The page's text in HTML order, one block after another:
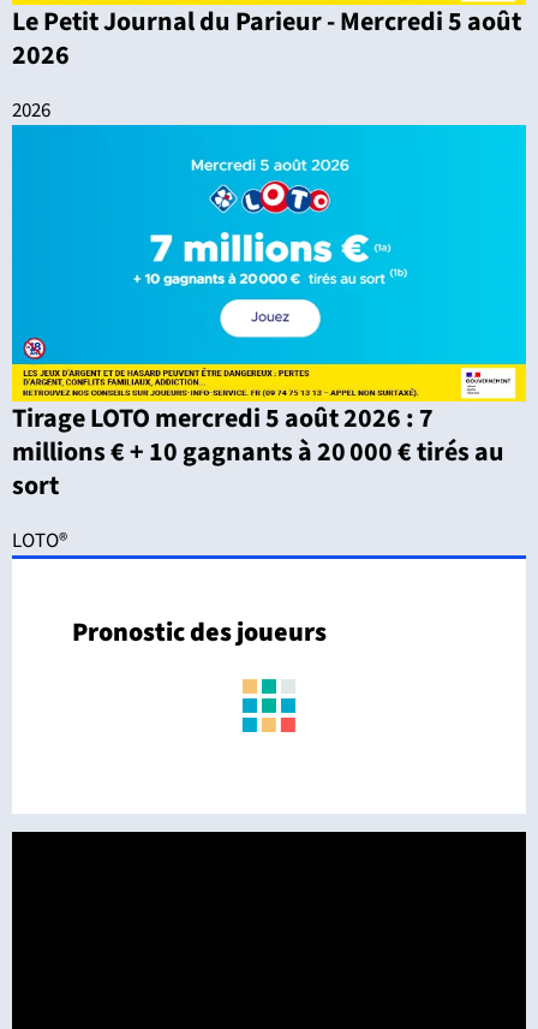
Le Petit Journal du Parieur - Mercredi 5 août
2026
2026
Tirage LOTO mercredi 5 août 2026 : 7
millions € + 10 gagnants à 20 000 € tirés au
sort
LOTO®
Pronostic des joueurs